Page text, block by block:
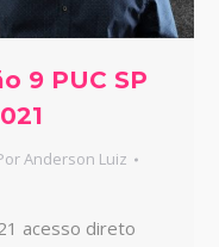
9 PUC SP
Anderson Luiz
acesso direto